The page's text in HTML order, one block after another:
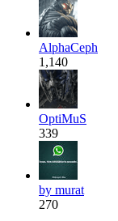
AlphaCeph
1,140
OptiMuS
339
by murat
270